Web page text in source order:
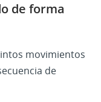
de forma
movimientos
de